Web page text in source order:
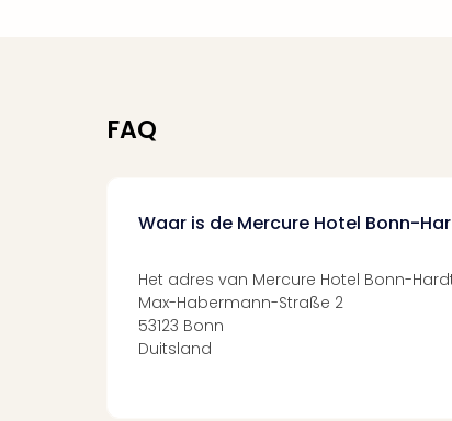
FAQ
Waar is de Mercure Hotel Bonn-
Het adres van Mercure Hotel Bonn-
Max-Habermann-Straße 2
53123 Bonn
Duitsland